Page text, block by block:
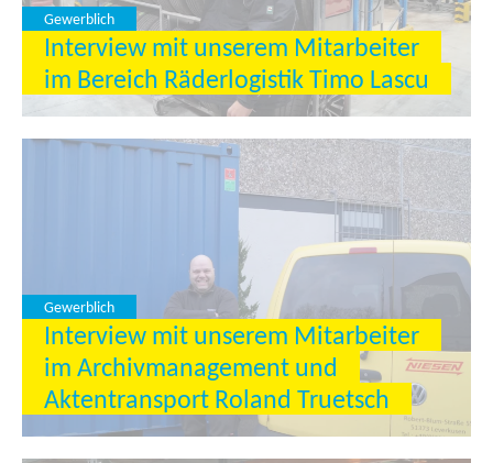
Gewerblich
Interview mit unserem Mitarbeiter
im Bereich Räderlogistik Timo Lascu
Gewerblich
Interview mit unserem Mitarbeiter
im Archivmanagement und
Aktentransport Roland Truetsch